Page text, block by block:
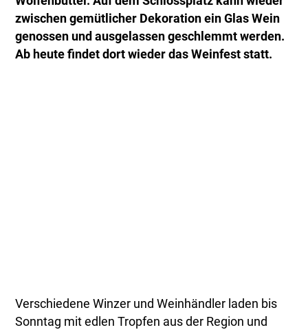
zwischen gemütlicher Dekoration ein Glas Wein
genossen und ausgelassen geschlemmt werden.
Ab heute findet dort wieder das Weinfest statt.
Verschiedene Winzer und Weinhändler laden bis
Sonntag mit edlen Tropfen aus der Region und